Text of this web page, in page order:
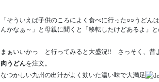
「そういえば子供のころによく食べに行った○○うどん
んかなぁ～」と母親に聞くと「移転したけどあるよ」と
まぁいいかっ と行ってみると大盛況!! さっそく、昔
肉うどんを注文。
なつかしい九州の出汁がよく効いた濃い味で大満足